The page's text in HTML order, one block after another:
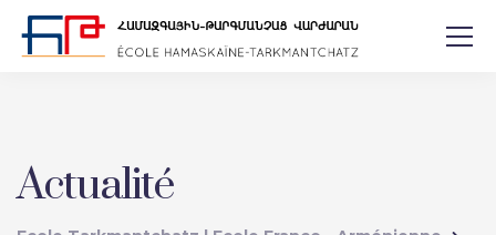
Actualité